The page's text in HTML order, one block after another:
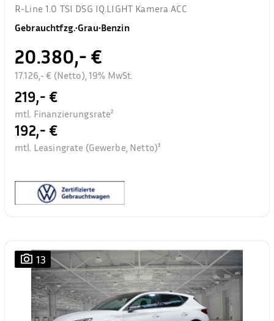
R-Line 1.0 TSI DSG IQ.LIGHT Kamera ACC
Gebrauchtfzg.•Grau•Benzin
20.380,- €
17.126,- € (Netto), 19% MwSt.
219,- €
mtl. Finanzierungsrate²
192,- €
mtl. Leasingrate (Gewerbe, Netto)³
13